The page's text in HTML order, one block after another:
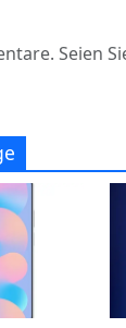
Seien